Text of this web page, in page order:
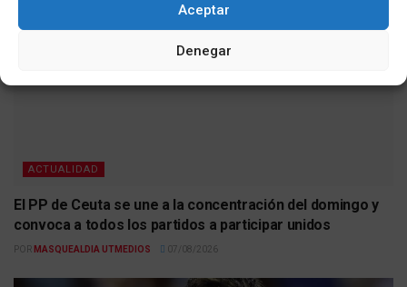
Aceptar
Denegar
ACTUALIDAD
El PP de Ceuta se une a la concentración del domingo y
convoca a todos los partidos a participar unidos
POR MASQUEALDIA UTMEDIOS 07/08/2026